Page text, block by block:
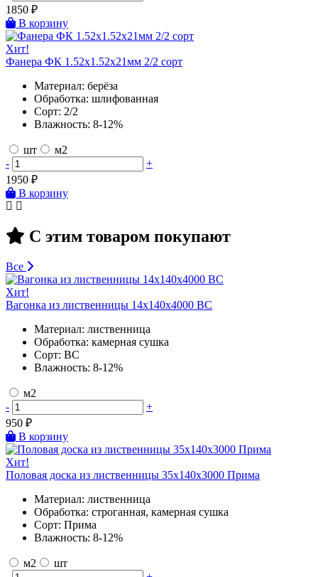
1850 ₽
В корзину
Хит!
Фанера ФК 1.52х1.52х21мм 2/2 сорт
Материал: берёза
Обработка: шлифованная
Сорт: 2/2
Влажность: 8-12%
шт
м2
-
+
1950 ₽
В корзину
С этим товаром покупают
Все
Хит!
Вагонка из лиственницы 14х140х4000 BC
Материал: лиственница
Обработка: камерная сушка
Сорт: BC
Влажность: 8-12%
м2
-
+
950 ₽
В корзину
Хит!
Половая доска из лиственницы 35х140х3000 Прима
Материал: лиственница
Обработка: строганная, камерная сушка
Сорт: Прима
Влажность: 8-12%
м2
шт